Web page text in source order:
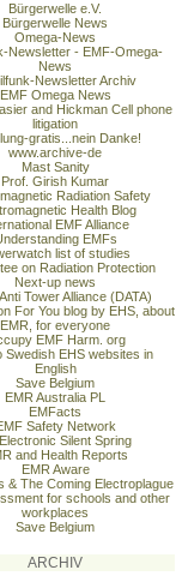
Bürgerwelle e.V.
Bürgerwelle News
Omega-News
Newsletter - EMF-Omega-
News
Newsletter Archiv
EMF Omega News
and Hickman Cell phone
litigation
gratis...nein Danke!
www.archive-de
Mast Sanity
Prof. Girish Kumar
Radiation Safety
Health Blog
EMF Alliance
EMFs
list of studies
on Radiation Protection
Next-up news
Tower Alliance (DATA)
For You blog by EHS, about
EMR, for everyone
EMF Harm. org
Swedish EHS websites in
English
Save Belgium
EMR Australia PL
EMFacts
Safety Network
Silent Spring
and Health Reports
EMR Aware
& The Coming Electroplague
for schools and other
workplaces
Save Belgium
ARCHIV